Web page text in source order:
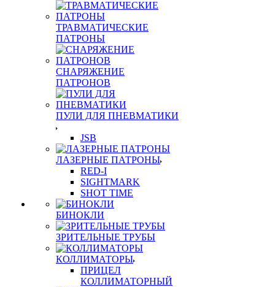
ТРАВМАТИЧЕСКИЕ
ПАТРОНЫ
СНАРЯЖЕНИЕ
ПАТРОНОВ
ПУЛИ ДЛЯ ПНЕВМАТИКИ
JSB
ЛАЗЕРНЫЕ ПАТРОНЫ
RED-I
SIGHTMARK
SHOT TIME
БИНОКЛИ
ЗРИТЕЛЬНЫЕ ТРУБЫ
КОЛЛИМАТОРЫ
ПРИЦЕЛ
КОЛЛИМАТОРНЫЙ